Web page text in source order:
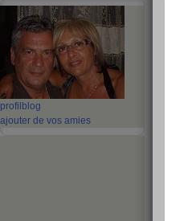
profil blog
ajouter de vos amies
Phil et
envie